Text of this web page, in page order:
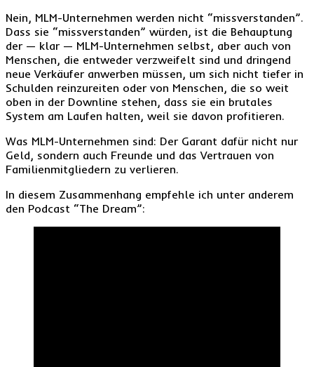
Nein, MLM-Unternehmen werden nicht “missverstanden”.
Dass sie “missverstanden” würden, ist die Behauptung
der — klar — MLM-Unternehmen selbst, aber auch von
Menschen, die entweder verzweifelt sind und dringend
neue Verkäufer anwerben müssen, um sich nicht tiefer in
Schulden reinzureiten oder von Menschen, die so weit
oben in der Downline stehen, dass sie ein brutales
System am Laufen halten, weil sie davon profitieren.
Was MLM-Unternehmen sind: Der Garant dafür nicht nur
Geld, sondern auch Freunde und das Vertrauen von
Familienmitgliedern zu verlieren.
In diesem Zusammenhang empfehle ich unter anderem
den Podcast “The Dream”: